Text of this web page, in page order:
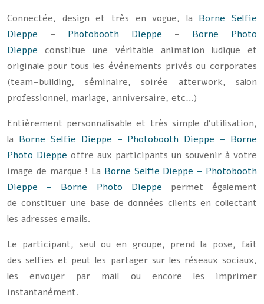
Connectée, design et très en vogue, la Borne Selfie
Dieppe – Photobooth Dieppe – Borne Photo
Dieppe constitue une véritable animation ludique et
originale pour tous les événements privés ou corporates
(team-building, séminaire, soirée afterwork, salon
professionnel, mariage, anniversaire, etc…)
Entièrement personnalisable et très simple d’utilisation,
la Borne Selfie Dieppe – Photobooth Dieppe – Borne
Photo Dieppe offre aux participants un souvenir à votre
image de marque ! La Borne Selfie Dieppe – Photobooth
Dieppe – Borne Photo Dieppe permet également
de constituer une base de données clients en collectant
les adresses emails.
Le participant, seul ou en groupe, prend la pose, fait
des selfies et peut les partager sur les réseaux sociaux,
les envoyer par mail ou encore les imprimer
instantanément.